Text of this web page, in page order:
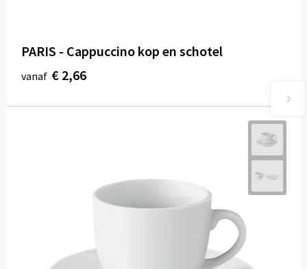
PARIS - Cappuccino kop en schotel
vanaf € 2,66